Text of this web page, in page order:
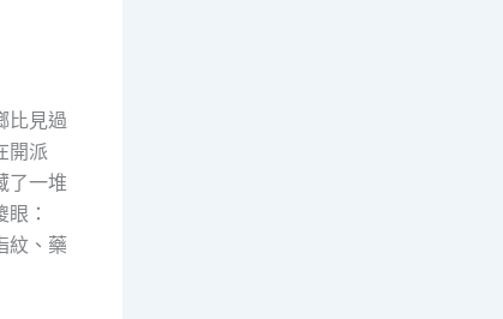
比見過
開派
了一堆
：
紋、藥